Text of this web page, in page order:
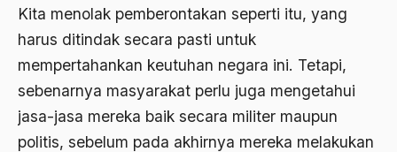
Kita menolak pemberontakan seperti itu, yang
harus ditindak secara pasti untuk
mempertahankan keutuhan negara ini. Tetapi,
sebenarnya masyarakat perlu juga mengetahui
jasa-jasa mereka baik secara militer maupun
politis, sebelum pada akhirnya mereka melakukan
Akhlaq
Akidah
Aktivis
Aktivis Muda
akulturasi